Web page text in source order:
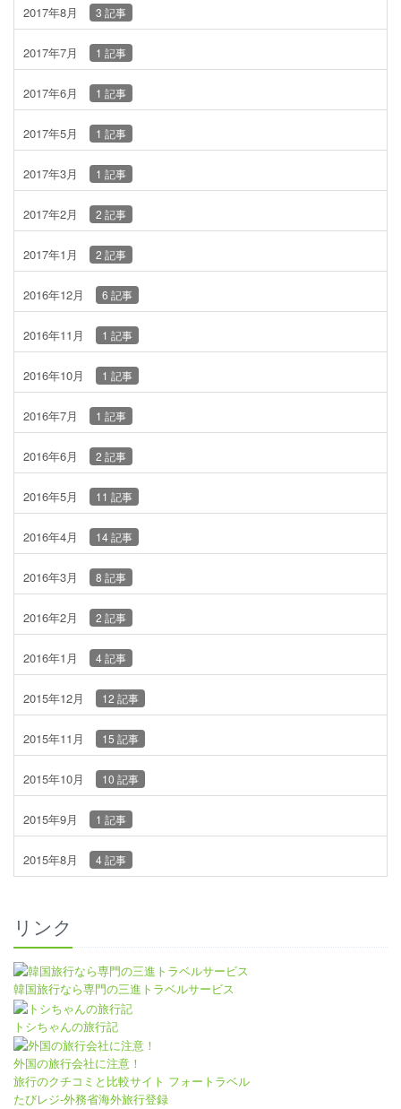
2017年8月 3 記事
2017年7月 1 記事
2017年6月 1 記事
2017年5月 1 記事
2017年3月 1 記事
2017年2月 2 記事
2017年1月 2 記事
2016年12月 6 記事
2016年11月 1 記事
2016年10月 1 記事
2016年7月 1 記事
2016年6月 2 記事
2016年5月 11 記事
2016年4月 14 記事
2016年3月 8 記事
2016年2月 2 記事
2016年1月 4 記事
2015年12月 12 記事
2015年11月 15 記事
2015年10月 10 記事
2015年9月 1 記事
2015年8月 4 記事
リンク
韓国旅行なら専門の三進トラベルサービス
トシちゃんの旅行記
外国の旅行会社に注意！
旅行のクチコミと比較サイト フォートラベル
たびレジ-外務省海外旅行登録